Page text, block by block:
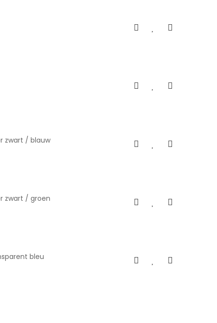
zwart / blauw
zwart / groen
bleu